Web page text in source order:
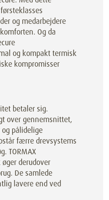
og medarbejdere
Og da
og kompakt termisk
kompromisser
betaler sig.
over gennemsnittet,
pålidelige
færre drevsystems
TORMAX
derudover
De samlede
lavere end ved